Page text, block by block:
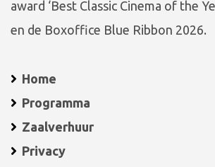
award ‘Best Classic Cinema of the
en de Boxoffice Blue Ribbon 2026.
Home
Programma
Zaalverhuur
Privacy